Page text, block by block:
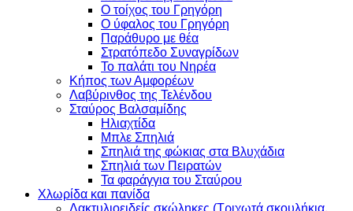
Ο τοίχος του Γρηγόρη
Ο ύφαλος του Γρηγόρη
Παράθυρο με θέα
Στρατόπεδο Συναγρίδων
Το παλάτι του Νηρέα
Κήπος των Αμφορέων
Λαβύρινθος της Τελένδου
Σταύρος Βαλσαμίδης
Ηλιαχτίδα
Μπλε Σπηλιά
Σπηλιά της φώκιας στα Βλυχάδια
Σπηλιά των Πειρατών
Τα φαράγγια του Σταύρου
Χλωρίδα και πανίδα
Δακτυλιοειδείς σκώληκες (Τριχωτά σκουλήκια,